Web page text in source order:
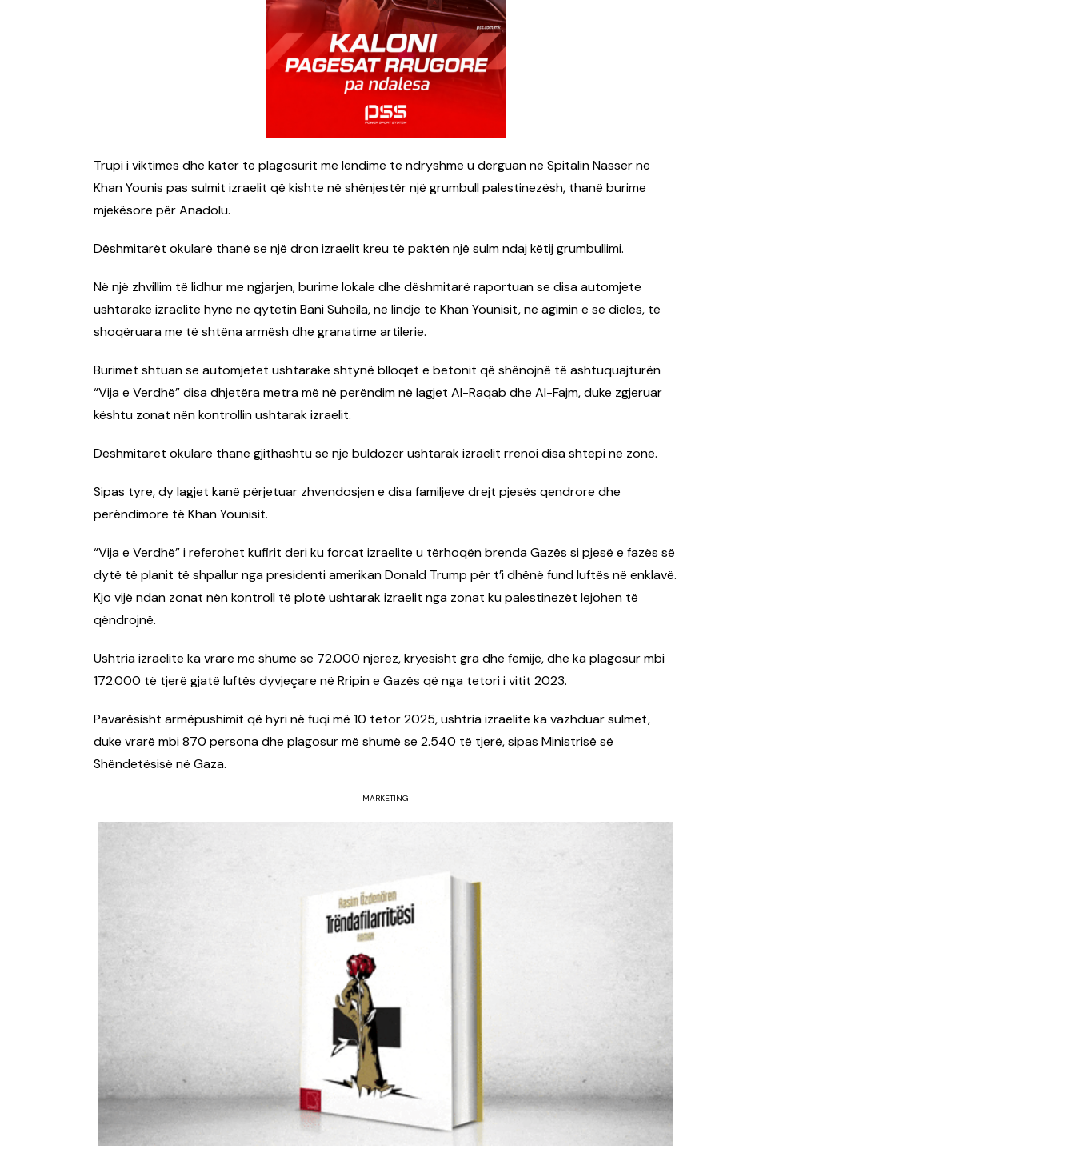
Trupi i viktimës dhe katër të plagosurit me lëndime të ndryshme u dërguan në Spitalin Nasser në
Khan Younis pas sulmit izraelit që kishte në shënjestër një grumbull palestinezësh, thanë burime
mjekësore për Anadolu.
Dëshmitarët okularë thanë se një dron izraelit kreu të paktën një sulm ndaj këtij grumbullimi.
Në një zhvillim të lidhur me ngjarjen, burime lokale dhe dëshmitarë raportuan se disa automjete
ushtarake izraelite hynë në qytetin Bani Suheila, në lindje të Khan Younisit, në agimin e së dielës, të
shoqëruara me të shtëna armësh dhe granatime artilerie.
Burimet shtuan se automjetet ushtarake shtynë blloqet e betonit që shënojnë të ashtuquajturën
“Vija e Verdhë” disa dhjetëra metra më në perëndim në lagjet Al-Raqab dhe Al-Fajm, duke zgjeruar
kështu zonat nën kontrollin ushtarak izraelit.
Dëshmitarët okularë thanë gjithashtu se një buldozer ushtarak izraelit rrënoi disa shtëpi në zonë.
Sipas tyre, dy lagjet kanë përjetuar zhvendosjen e disa familjeve drejt pjesës qendrore dhe
perëndimore të Khan Younisit.
“Vija e Verdhë” i referohet kufirit deri ku forcat izraelite u tërhoqën brenda Gazës si pjesë e fazës së
dytë të planit të shpallur nga presidenti amerikan Donald Trump për t’i dhënë fund luftës në enklavë.
Kjo vijë ndan zonat nën kontroll të plotë ushtarak izraelit nga zonat ku palestinezët lejohen të
qëndrojnë.
Ushtria izraelite ka vrarë më shumë se 72.000 njerëz, kryesisht gra dhe fëmijë, dhe ka plagosur mbi
172.000 të tjerë gjatë luftës dyvjeçare në Rripin e Gazës që nga tetori i vitit 2023.
Pavarësisht armëpushimit që hyri në fuqi më 10 tetor 2025, ushtria izraelite ka vazhduar sulmet,
duke vrarë mbi 870 persona dhe plagosur më shumë se 2.540 të tjerë, sipas Ministrisë së
Shëndetësisë në Gaza.
MARKETING